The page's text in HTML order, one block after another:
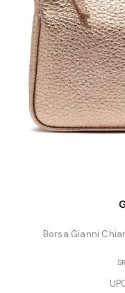
Borsa Gianni